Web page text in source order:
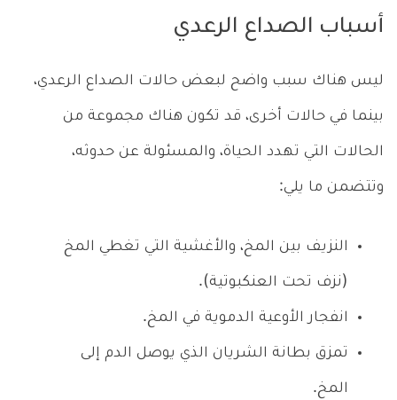
أسباب الصداع الرعدي
ليس هناك سبب واضح لبعض حالات الصداع الرعدي،
بينما في حالات أخرى، قد تكون هناك مجموعة من
الحالات التي تهدد الحياة، والمسئولة عن حدوثه،
وتتضمن ما يلي:
النزيف بين المخ، والأغشية التي تغطي المخ
(نزف تحت العنكبوتية).
انفجار الأوعية الدموية في المخ.
تمزق بطانة الشريان الذي يوصل الدم إلى
المخ.